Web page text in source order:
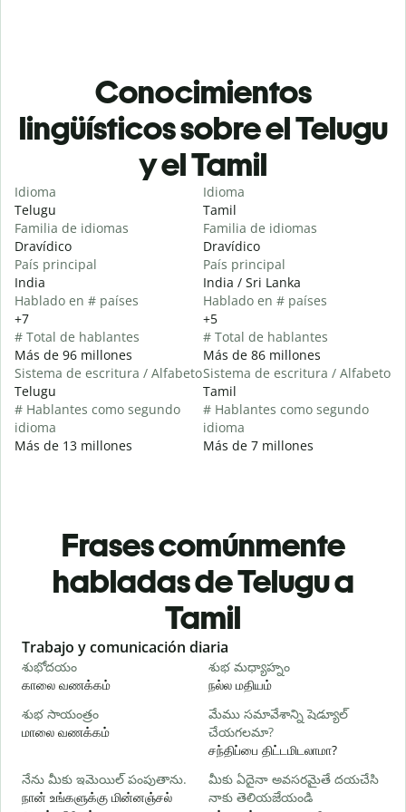
Conocimientos
lingüísticos sobre el Telugu
y el Tamil
Idioma
Telugu
Familia de idiomas
Dravídico
País principal
India
Hablado en # países
+7
# Total de hablantes
Más de 96 millones
Sistema de escritura / Alfabeto
Telugu
# Hablantes como segundo
idioma
Más de 13 millones
Idioma
Tamil
Familia de idiomas
Dravídico
País principal
India / Sri Lanka
Hablado en # países
+5
# Total de hablantes
Más de 86 millones
Sistema de escritura / Alfabeto
Tamil
# Hablantes como segundo
idioma
Más de 7 millones
Frases comúnmente
habladas de Telugu a
Tamil
Slide 1 of 6
Trabajo y comunicación diaria
శుభోదయం
காலை வணக்கம்
శుభ మధ్యాహ్నం
நல்ல மதியம்
శుభ సాయంత్రం
மாலை வணக்கம்
మేము సమావేశాన్ని షెడ్యూల్
చేయగలమా?
சந்திப்பை திட்டமிடலாமா?
నేను మీకు ఇమెయిల్ పంపుతాను.
நான் உங்களுக்கு மின்னஞ்சல்
మీకు ఏదైనా అవసరమైతే దయచేసి
నాకు తెలియజేయండి